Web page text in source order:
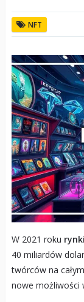
NFT
W 2021 roku
40 miliardów
twórców na
nowe możliwości